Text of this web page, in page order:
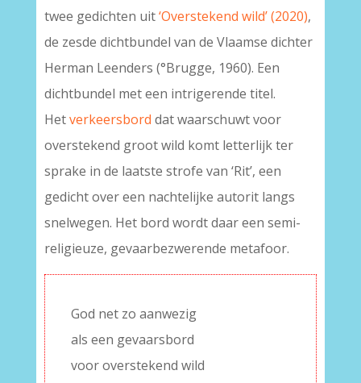
twee gedichten uit‘Overstekend wild’ (2020),
de zesde dichtbundel van de Vlaamse dichter
Herman Leenders (°Brugge, 1960). Een
dichtbundel met een intrigerende titel.
Hetverkeersbord dat waarschuwt voor
overstekend groot wild komt letterlijk ter
sprake in de laatste strofe van ‘Rit’, een
gedicht over een nachtelijke autorit langs
snelwegen. Het bord wordt daar een semi-
religieuze, gevaarbezwerende metafoor.
God net zo aanwezig
als een gevaarsbord
voor overstekend wild